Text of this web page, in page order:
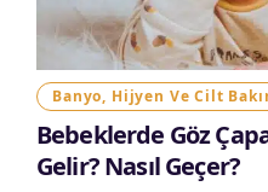
Banyo, Hijyen Ve Cilt
Bebeklerde Göz
Gelir? Nasıl Geçer?